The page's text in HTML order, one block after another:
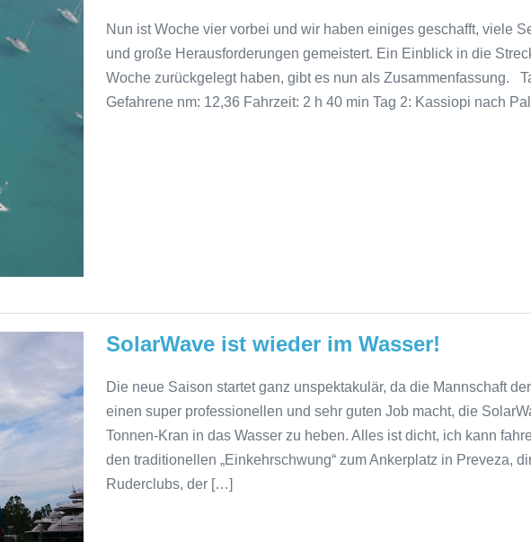
Nun ist Woche vier vorbei und wir haben einiges geschafft, viele
und große Herausforderungen gemeistert. Ein Einblick in die
Woche zurückgelegt haben, gibt es nun als Zusammenfassung.
Gefahrene nm: 12,36 Fahrzeit: 2 h 40 min Tag 2: Kassiopi nach
SolarWave ist wieder im Wasser!
Die neue Saison startet ganz unspektakulär, da die Mannschaft
einen super professionellen und sehr guten Job macht, die
Tonnen-Kran in das Wasser zu heben. Alles ist dicht, ich kann
den traditionellen „Einkehrschwung“ zum Ankerplatz in Preveza,
Ruderclubs, der […]